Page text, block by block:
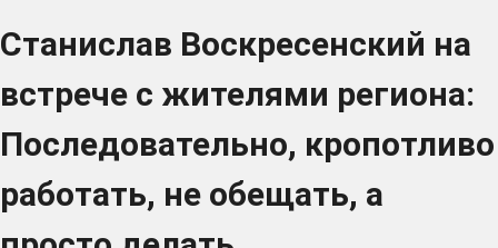
Станислав Воскресенский на
встрече с жителями региона:
Последовательно, кропотливо
работать, не обещать, а